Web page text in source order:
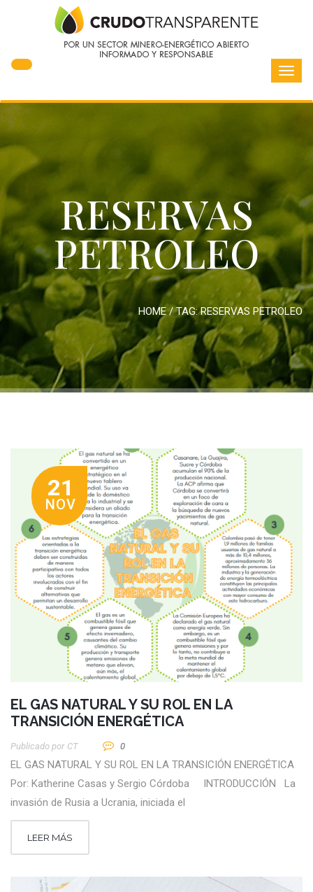
RESERVAS
PETROLEO
HOME/ TAG:RESERVAS PETROLEO
21
NOV
EL GAS NATURAL Y SU ROL EN LA
TRANSICIÓN ENERGÉTICA
Publicado por CT 0
EL GAS NATURAL Y SU ROL EN LA TRANSICIÓN ENERGÉTICA
Por: Katherine Casas y Sergio Córdoba INTRODUCCIÓN La
invasión de Rusia a Ucrania, iniciada el
LEER MÁS